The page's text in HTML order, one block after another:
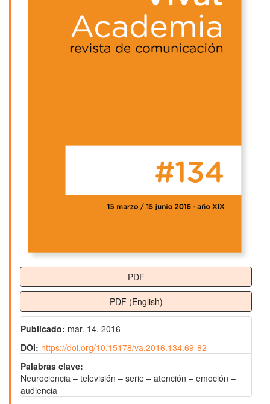
artículo
PDF
PDF (English)
Publicado: mar. 14, 2016
DOI: https://doi.org/10.15178/va.2016.134.69-82
Palabras clave:
Neurociencia – televisión – serie – atención – emoción –
audiencia